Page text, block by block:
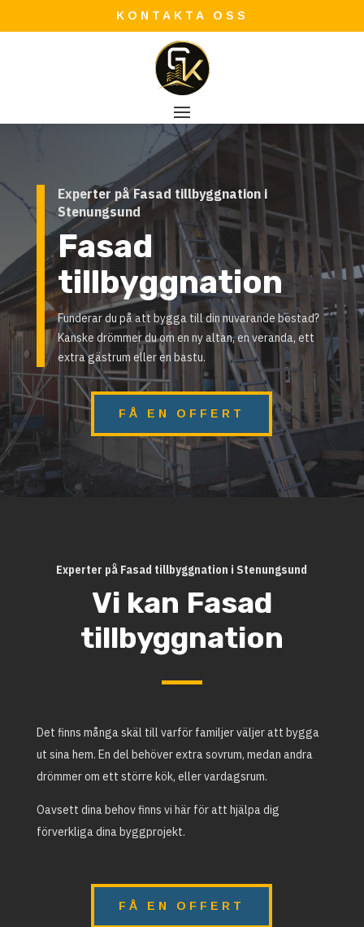
KONTAKTA OSS
Experter på Fasad tillbyggnation i
Stenungsund
Fasad
tillbyggnation
Funderar du på att bygga till din nuvarande bostad?
Kanske drömmer du om en ny altan, en veranda, ett
extra gästrum eller en bastu.
FÅ EN OFFERT
Experter på Fasad tillbyggnation i Stenungsund
Vi kan Fasad
tillbyggnation
Det finns många skäl till varför familjer väljer att bygga
ut sina hem. En del behöver extra sovrum, medan andra
drömmer om ett större kök, eller vardagsrum.
Oavsett dina behov finns vi här för att hjälpa dig
förverkliga dina byggprojekt.
FÅ EN OFFERT